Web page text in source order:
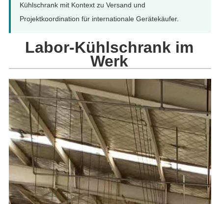
Kühlschrank mit Kontext zu Versand und
Projektkoordination für internationale Gerätekäufer.
Labor-Kühlschrank im
Werk